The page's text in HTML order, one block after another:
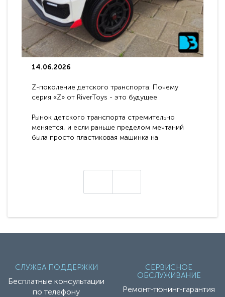
14.06.2026
Z-поколение детского транспорта: Почему
серия «Z» от RiverToys - это будущее
Рынок детского транспорта стремительно
меняется, и если раньше пределом мечтаний
была просто пластиковая машинка на
СЛУЖБА ПОДДЕРЖКИ
Бесплатные консультации
по телефону
СЕРВИСНОЕ
ОБСЛУЖИВАНИЕ
Ремонт-тюнинг-гарантия